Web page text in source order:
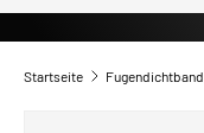
Startseite